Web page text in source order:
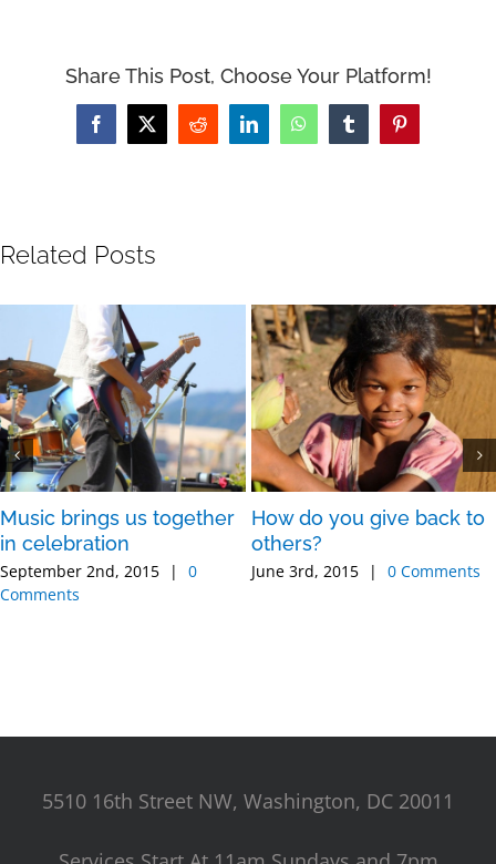
Share This Post, Choose Your Platform!
Facebook
X Reddit LinkedInWhatsAppTumblrPinterest
Related Posts
Music brings us together
in celebration
September 2nd, 2015 |
0
Comments
How do you give back to
others?
June 3rd, 2015 | 0 Comments
5510 16th Street NW, Washington, DC 20011